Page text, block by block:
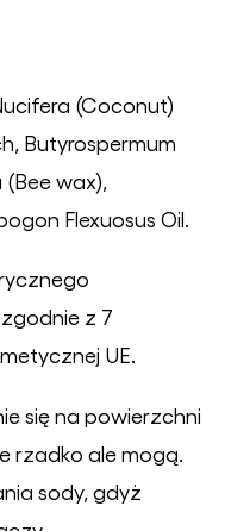
(Coconut)
Butyrospermum
wax),
Flexuosus Oil.
z 7
UE.
się na powierzchni
rzadko ale mogą.
sody, gdyż